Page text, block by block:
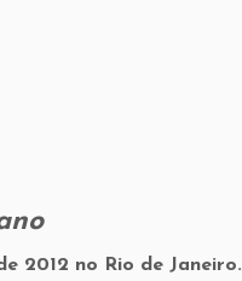
2012 no Rio de Janeiro.